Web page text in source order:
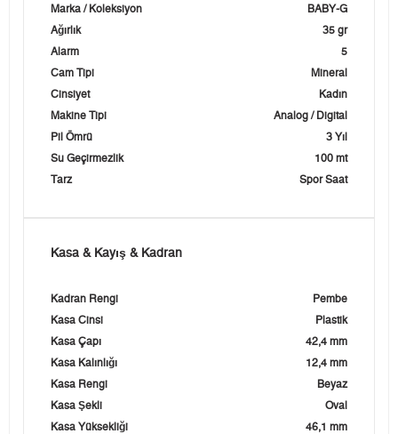
Marka / Koleksiyon
BABY-G
Ağırlık
35 gr
Alarm
5
Cam Tipi
Mineral
Cinsiyet
Kadın
Makine Tipi
Analog / Digital
Pil Ömrü
3 Yıl
Su Geçirmezlik
100 mt
Tarz
Spor Saat
Kasa & Kayış & Kadran
Kadran Rengi
Pembe
Kasa Cinsi
Plastik
Kasa Çapı
42,4 mm
Kasa Kalınlığı
12,4 mm
Kasa Rengi
Beyaz
Kasa Şekli
Oval
Kasa Yüksekliği
46,1 mm